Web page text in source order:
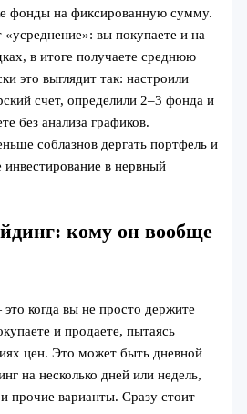
фонды на фиксированную сумму.
вы покупаете и на
в итоге получаете среднюю
это выглядит так: настроили
счет, определили 2–3 фонда и
без анализа графиков.
соблазнов дергать портфель и
инвестирование в нервный
кому он вообще
когда вы не просто держите
и продаете, пытаясь
цен. Это может быть дневной
на несколько дней или недель,
прочие варианты. Сразу стоит